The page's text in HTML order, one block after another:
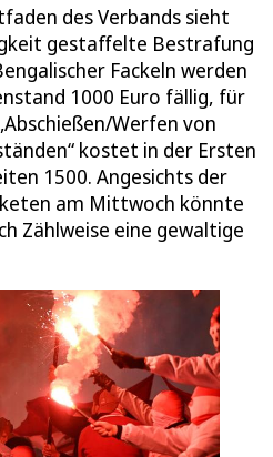
des Verbands sieht
gestaffelte Bestrafung
Fackeln werden
1000 Euro fällig, für
Werfen von
kostet in der Ersten
1500. Angesichts der
am Mittwoch könnte
Zählweise eine gewaltige